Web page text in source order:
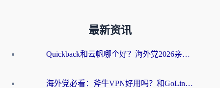
最新资讯
Quickback和云帆哪个好？海外党2026亲测指南：选对加速器大陆工具，无缝刷国内剧玩国服
海外党必看：斧牛VPN好用吗？和GoLinkVPN对比哪个回国效果更好？